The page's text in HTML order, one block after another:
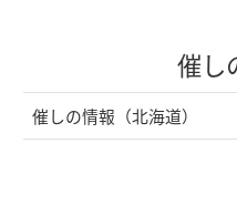
催し
催しの情報（北海道）